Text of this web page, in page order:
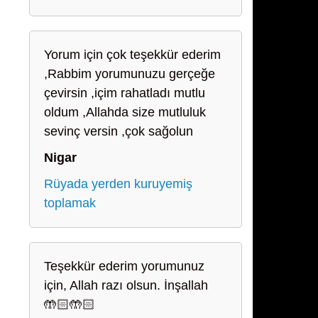
Yorum için çok teşekkür ederim
,Rabbim yorumunuzu gerçeğe
çevirsin ,içim rahatladı mutlu
oldum ,Allahda size mutluluk
sevinç versin ,çok sağolun
Nigar
Rüyada yerden kuruyemiş
toplamak
Teşekkür ederim yorumunuz
için, Allah razı olsun. İnşallah
🤲🏻🤲🏻